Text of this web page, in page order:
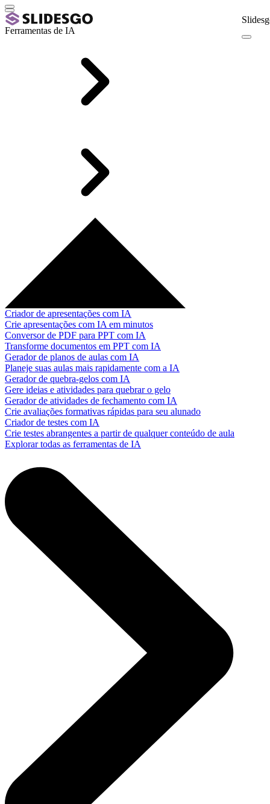
Ferramentas de IA
Criador de apresentações com IA
Crie apresentações com IA em minutos
Conversor de PDF para PPT com IA
Transforme documentos em PPT com IA
Gerador de planos de aulas com IA
Planeje suas aulas mais rapidamente com a IA
Gerador de quebra-gelos com IA
Gere ideias e atividades para quebrar o gelo
Gerador de atividades de fechamento com IA
Crie avaliações formativas rápidas para seu alunado
Criador de testes com IA
Crie testes abrangentes a partir de qualquer conteúdo de aula
Explorar todas as ferramentas de IA